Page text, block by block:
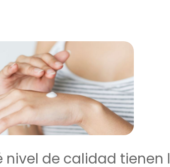
nivel de calidad